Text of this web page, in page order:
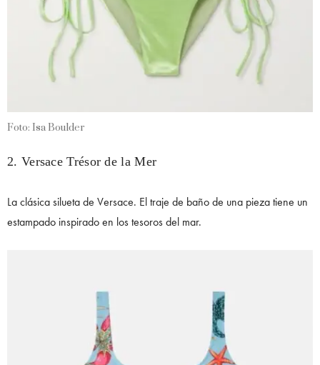
Foto: Isa Boulder
2. Versace Trésor de la Mer
La clásica silueta de Versace. El traje de baño de una pieza tiene un
estampado inspirado en los tesoros del mar.